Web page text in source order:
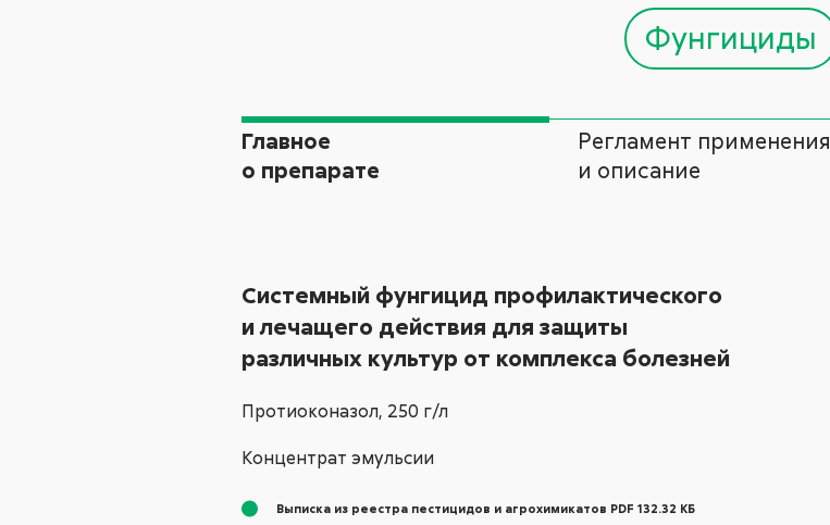
Фунгициды
Главное
о препарате
Регламент применения
и описание
Системный фунгицид профилактического
и лечащего действия для защиты
различных культур от комплекса болезней
Протиоконазол, 250 г/л
Концентрат эмульсии
Выписка из реестра пестицидов и агрохимикатов PDF 132.32 КБ